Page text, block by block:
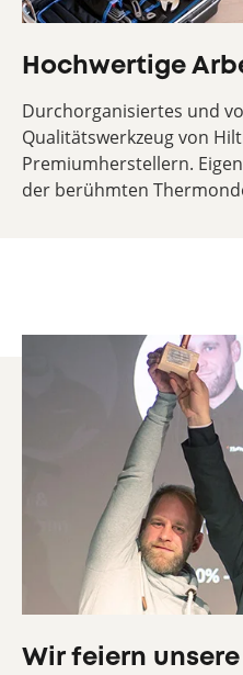
Hochwertige
Durchorganisiertes und
Qualitätswerkzeug von
Premiumherstellern.
der berühmten
Wir feiern